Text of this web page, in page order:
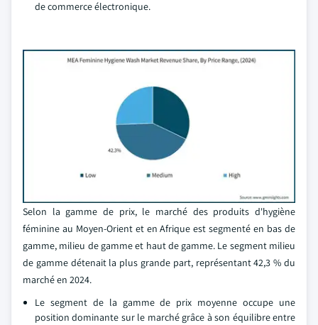
de commerce électronique.
Selon la gamme de prix, le marché des produits d'hygiène
féminine au Moyen-Orient et en Afrique est segmenté en bas de
gamme, milieu de gamme et haut de gamme. Le segment milieu
de gamme détenait la plus grande part, représentant 42,3 % du
marché en 2024.
Le segment de la gamme de prix moyenne occupe une
position dominante sur le marché grâce à son équilibre entre